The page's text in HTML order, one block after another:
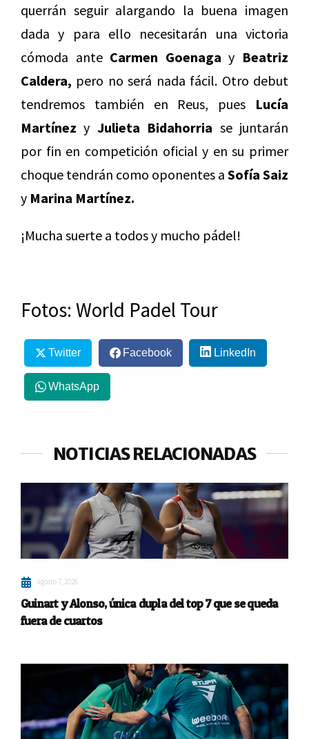
querrán seguir alargando la buena imagen
dada y para ello necesitarán una victoria
cómoda ante Carmen Goenaga y Beatriz
Caldera, pero no será nada fácil. Otro debut
tendremos también en Reus, pues Lucía
Martínez y Julieta Bidahorria se juntarán
por fin en competición oficial y en su primer
choque tendrán como oponentes a Sofía Saiz
y Marina Martínez.
¡Mucha suerte a todos y mucho pádel!
Fotos: World Padel Tour
Twitter Facebook LinkedIn
WhatsApp
NOTICIAS RELACIONADAS
agosto 7, 2026
Guinart y Alonso, única dupla del top 7 que se queda
fuera de cuartos